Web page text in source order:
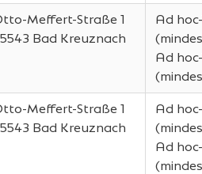
Meffert-Straße 1
Bad Kreuznach
Ad
Ad
Meffert-Straße 1
Bad Kreuznach
Ad
Ad